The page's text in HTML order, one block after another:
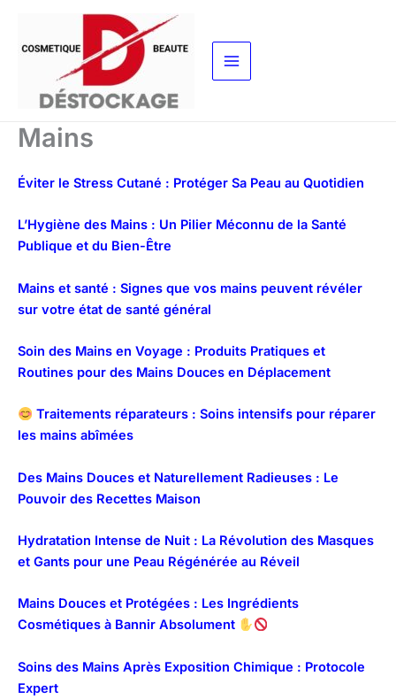
contenu
Mains
Éviter le Stress Cutané : Protéger Sa Peau au Quotidien
L’Hygiène des Mains : Un Pilier Méconnu de la Santé
Publique et du Bien-Être
Mains et santé : Signes que vos mains peuvent révéler
sur votre état de santé général
Soin des Mains en Voyage : Produits Pratiques et
Routines pour des Mains Douces en Déplacement
Traitements réparateurs : Soins intensifs pour réparer
les mains abîmées
Des Mains Douces et Naturellement Radieuses : Le
Pouvoir des Recettes Maison
Hydratation Intense de Nuit : La Révolution des Masques
et Gants pour une Peau Régénérée au Réveil
Mains Douces et Protégées : Les Ingrédients
Cosmétiques à Bannir Absolument
Soins des Mains Après Exposition Chimique : Protocole
Expert